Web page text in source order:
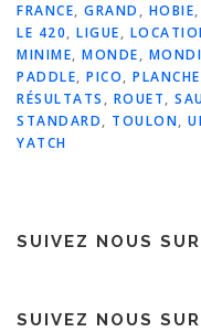
FRANCE, GRAND , HOBIE,
LE 420, LIGUE,
MINIME, MONDE,
PADDLE, PICO, PLANCHE
RÉSULTATS , ROUET,
STANDARD, TOULON,
YATCH
SUIVEZ NOUS
SUIVEZ NOUS